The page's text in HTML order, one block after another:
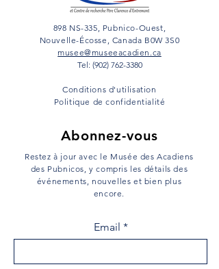
898 NS-335, Pubnico-Ouest,
Nouvelle-Écosse, Canada B0W 3S0
musee@museeacadien.ca
Tel: (902) 762-3380
Conditions d'utilisation
Politique de confidentialité
Abonnez-vous
Restez à jour avec le Musée des Acadiens
des Pubnicos, y compris les détails des
événements, nouvelles et bien plus
encore.
Email